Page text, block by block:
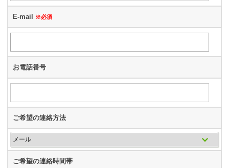
E-mail ※必須
お電話番号
ご希望の連絡方法
ご希望の連絡時間帯